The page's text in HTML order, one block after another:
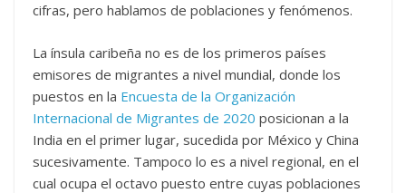
cifras, pero hablamos de poblaciones y fenómenos.
La ínsula caribeña no es de los primeros países
emisores de migrantes a nivel mundial, donde los
puestos en la Encuesta de la Organización
Internacional de Migrantes de 2020 posicionan a la
India en el primer lugar, sucedida por México y China
sucesivamente. Tampoco lo es a nivel regional, en el
cual ocupa el octavo puesto entre cuyas poblaciones